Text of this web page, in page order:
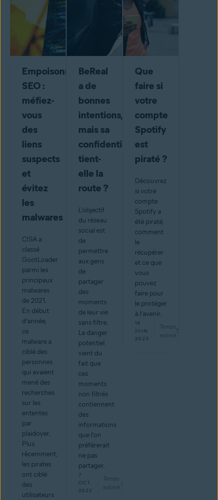
Empoisonnement
SEO :
méfiez-
vous
des
liens
suspects
et
évitez
les
malwares
CISA a
classé
GootLoader
parmi les
principaux
malwares
de 2021.
En début
d’année,
ce
malware a
ciblé des
personnes
qui avaient
mené des
recherches
sur les
ententes
par
plaidoyer.
Plus
récemment,
les pirates
ont ciblé
des
utilisateurs
BeReal
a de
bonnes
intentions,
mais sa
confidentialité
tient-
elle la
route ?
L'objectif
du réseau
social est
de
permettre
aux gens
de
partager
des
moments
de leur vie
sans filtre.
Le danger
potentiel
vient du
fait que
ces
moments
non filtrés
contiennent
des
informations
que l'on
préférerait
ne pas
partager.
7
OCT.
2022
Temps
estimé
min
Que
faire si
votre
compte
Spotify
est
piraté ?
Découvrez
si votre
compte
Spotify a
été piraté,
comment
le
récupérer
et ce que
vous
pouvez
faire pour
le protéger
à l’avenir.
16
JUIN
2023
Temps
estimé
5